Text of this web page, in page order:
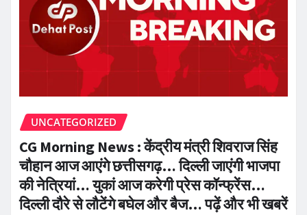
UNCATEGORIZED
CG Morning News : केंद्रीय मंत्री शिवराज सिंह
चौहान आज आएंगे छत्तीसगढ़… दिल्ली जाएंगी भाजपा
की नेत्रियां… युकां आज करेगी प्रेस कॉन्फ्रेंस…
दिल्ली दौरे से लौटेंगे बघेल और बैज… पढ़ें और भी खबरें